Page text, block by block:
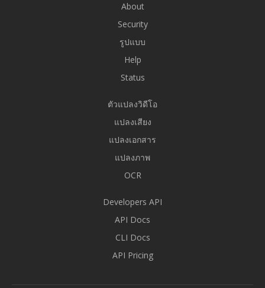
About
Security
รูปแบบ
Help
Status
ตัวแปลงวิดีโอ
แปลงเสียง
แปลงเอกสาร
แปลงภาพ
OCR
Developers API
API Docs
CLI Docs
API Pricing